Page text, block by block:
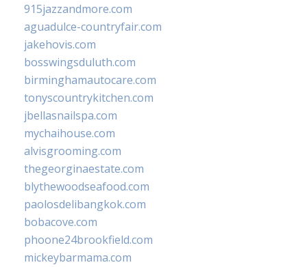
915jazzandmore.com
aguadulce-countryfair.com
jakehovis.com
bosswingsduluth.com
birminghamautocare.com
tonyscountrykitchen.com
jbellasnailspa.com
mychaihouse.com
alvisgrooming.com
thegeorginaestate.com
blythewoodseafood.com
paolosdelibangkok.com
bobacove.com
phoone24brookfield.com
mickeybarmama.com